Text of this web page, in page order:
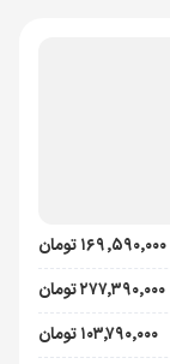
۱۶۹٬۵۹۰٬۰۰۰ تومان
۲۷۷٬۳۹۰٬۰۰۰ تومان
۱۰۳٬۷۹۰٬۰۰۰ تومان